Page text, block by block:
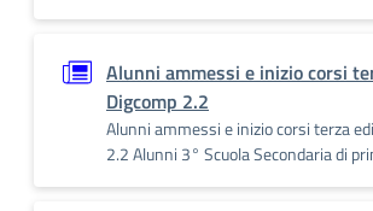
Alunni ammessi e inizio corsi
Digcomp 2.2
Alunni ammessi e inizio corsi terza
2.2 Alunni 3° Scuola Secondaria di